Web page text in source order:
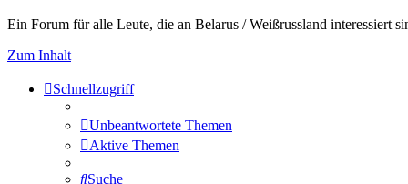
Ein Forum für alle Leute, die an Belarus / Weißrussland interessiert
Zum Inhalt
Schnellzugriff
Unbeantwortete Themen
Aktive Themen
Suche